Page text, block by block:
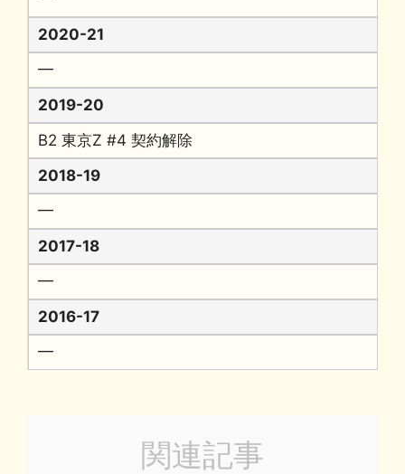
2020-21
━
2019-20
B2 東京Z #4 契約解除
2018-19
━
2017-18
━
2016-17
━
関連記事